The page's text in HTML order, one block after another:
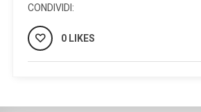
CONDIVIDI:
0 LIKES